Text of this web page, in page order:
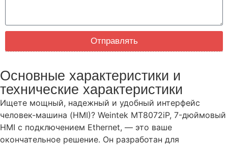
Отправлять
Основные характеристики и
технические характеристики
Ищете мощный, надежный и удобный интерфейс
человек-машина (HMI)? Weintek MT8072iP, 7-дюймовый
HMI с подключением Ethernet, — это ваше
окончательное решение. Он разработан для